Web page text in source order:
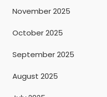
November 2025
October 2025
September 2025
August 2025